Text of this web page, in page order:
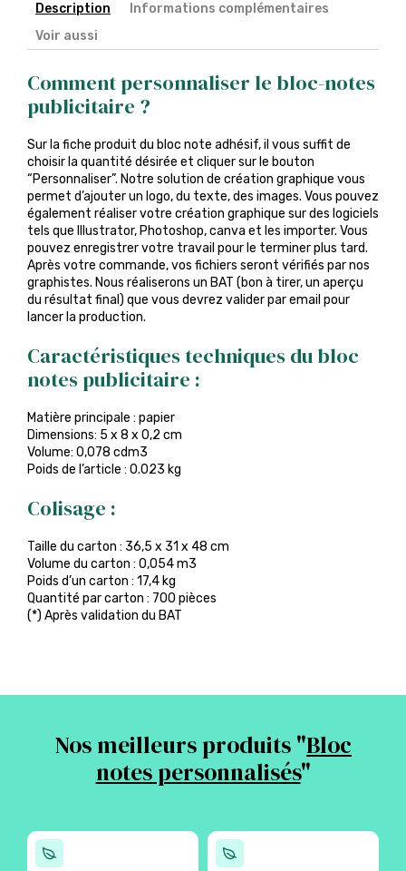
Description
Informations complémentaires
Voir aussi
Comment personnaliser le bloc-notes
publicitaire ?
Sur la fiche produit du bloc note adhésif, il vous suffit de
choisir la quantité désirée et cliquer sur le bouton
“Personnaliser”. Notre solution de création graphique vous
permet d’ajouter un logo, du texte, des images. Vous pouvez
également réaliser votre création graphique sur des logiciels
tels que Illustrator, Photoshop, canva et les importer. Vous
pouvez enregistrer votre travail pour le terminer plus tard.
Après votre commande, vos fichiers seront vérifiés par nos
graphistes. Nous réaliserons un BAT (bon à tirer, un aperçu
du résultat final) que vous devrez valider par email pour
lancer la production.
Caractéristiques techniques du bloc
notes publicitaire :
Matière principale : papier
Dimensions: 5 x 8 x 0,2 cm
Volume: 0,078 cdm3
Poids de l’article : 0.023 kg
Colisage :
Taille du carton : 36,5 x 31 x 48 cm
Volume du carton : 0,054 m3
Poids d’un carton : 17,4 kg
Quantité par carton : 700 pièces
(*) Après validation du BAT
Nos meilleurs produits "Bloc
notes personnalisés"